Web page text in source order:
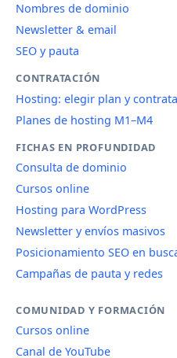
Nombres de dominio
Newsletter & email
SEO y pauta
CONTRATACIÓN
Hosting: elegir plan y
Planes de hosting M1–M4
FICHAS EN PROFUNDIDAD
Consulta de dominio
Cursos online
Hosting para WordPress
Newsletter y envíos masivos
Posicionamiento SEO en
Campañas de pauta y redes
COMUNIDAD Y FORMACIÓN
Cursos online
Canal de YouTube